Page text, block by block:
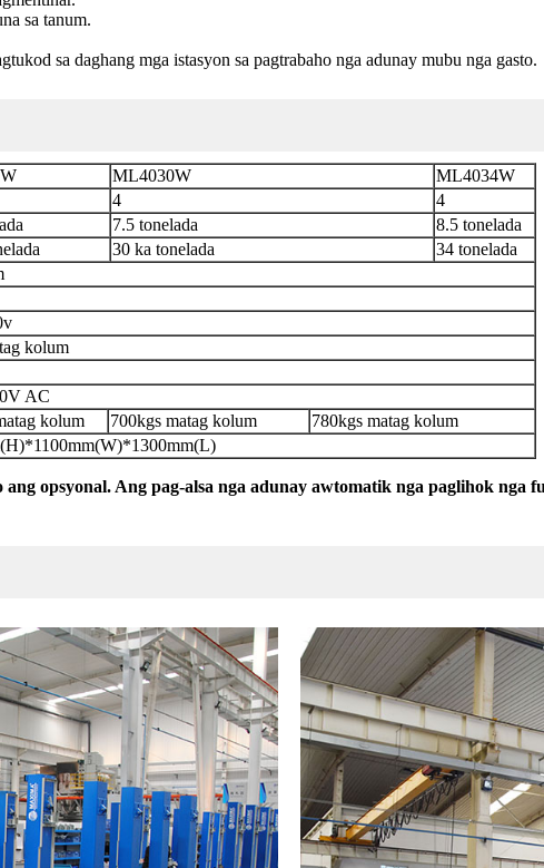
sa tanum.
sa daghang mga istasyon sa pagtrabaho nga adunay mubu nga gasto.
ML4030W
ML4034W
4
4
7.5 tonelada
8.5 tonelada
30 ka tonelada
34 tonelada
kolum
AC
kolum 700kgs matag kolum
780kgs matag kolum
opsyonal. Ang pag-alsa nga adunay awtomatik nga paglihok nga